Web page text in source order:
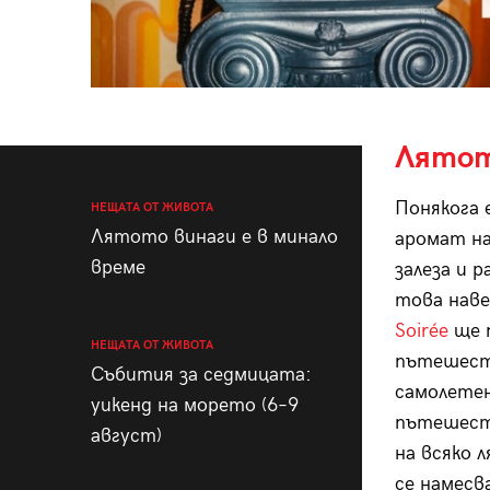
НЕЩАТА ОТ ЖИВОТА
Лятото винаги е в минало
време
НЕЩАТА ОТ ЖИВОТА
Събития за седмицата:
уикенд на морето (6–9
август)
аромат
залеза и
това
Soirée ще
на всяко
се